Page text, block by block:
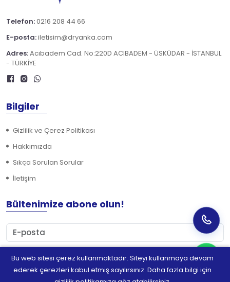
Bu web sitesi çerez kullanmaktadır. Siteyi kullanmaya devam
ederek çerezleri kabul etmiş sayılırsınız. Daha fazla bilgi için
Telefon:0216 208 44 66
E-posta:iletisim@dryanka.com
Adres:Acıbadem Cad. No:220D ACIBADEM - ÜSKÜDAR - İSTANBUL
- TÜRKİYE
Bilgiler
Gizlilik ve Çerez Politikası
Hakkımızda
Sıkça Sorulan Sorular
İletişim
Bültenimize abone olun!
Abone Ol